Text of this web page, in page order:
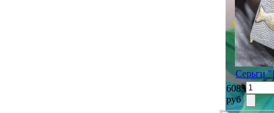
Серьги
6083
руб